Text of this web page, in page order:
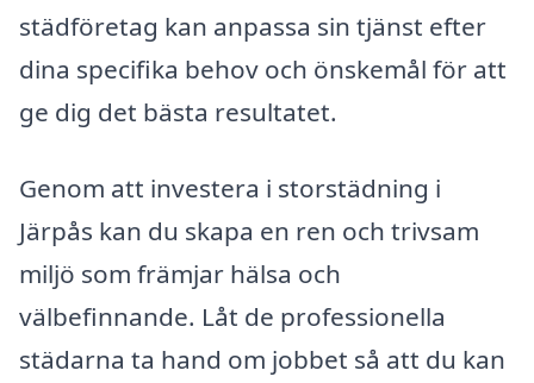
städföretag kan anpassa sin tjänst efter
dina specifika behov och önskemål för att
ge dig det bästa resultatet.
Genom att investera i storstädning i
Järpås kan du skapa en ren och trivsam
miljö som främjar hälsa och
välbefinnande. Låt de professionella
städarna ta hand om jobbet så att du kan